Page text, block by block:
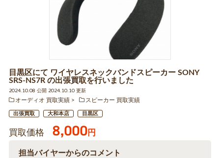
目黒区にて ワイヤレスネックバンドスピーカー SONY
SRS-NS7R の出張買取を行いました
2024.10.08 公開 2024.10.10 更新
オーディオ 買取実績
スピーカー 買取実績
出張買取 大和本店 目黒区
買取価格 8,000円
担当バイヤーからのコメント